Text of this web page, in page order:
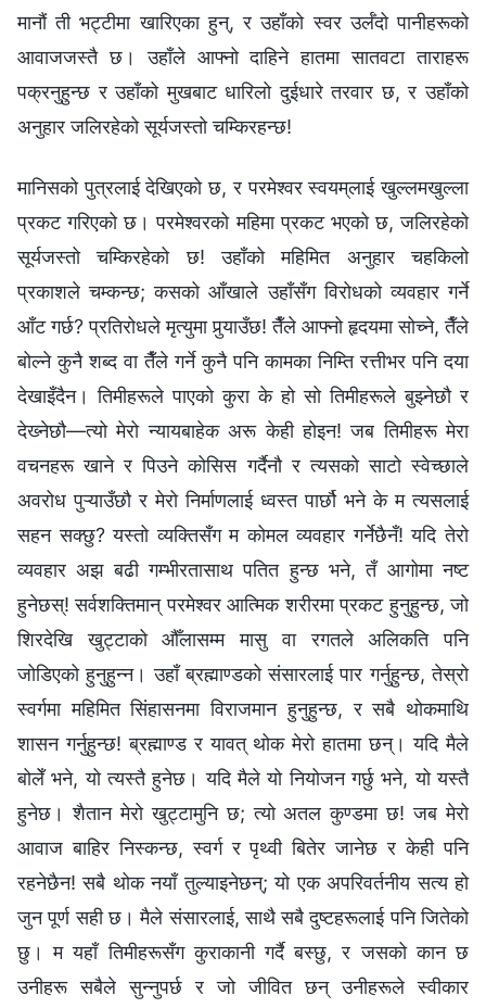
मानौं ती भट्टीमा खारिएका हुन्, र उहाँको स्वर उर्लँदो पानीहरूको
आवाजजस्तै छ। उहाँले आफ्नो दाहिने हातमा सातवटा ताराहरू
पक्रनुहुन्छ र उहाँको मुखबाट धारिलो दुईधारे तरवार छ, र उहाँको
अनुहार जलिरहेको सूर्यजस्तो चम्किरहन्छ!
मानिसको पुत्रलाई देखिएको छ, र परमेश्‍वर स्वयम्‌लाई खुल्लमखुल्ला
प्रकट गरिएको छ। परमेश्‍वरको महिमा प्रकट भएको छ, जलिरहेको
सूर्यजस्तो चम्किरहेको छ! उहाँको महिमित अनुहार चहकिलो
प्रकाशले चम्कन्छ; कसको आँखाले उहाँसँग विरोधको व्यवहार गर्ने
आँट गर्छ? प्रतिरोधले मृत्युमा पुर्‍याउँछ! तैँले आफ्नो हृदयमा सोच्‍ने, तैँले
बोल्‍ने कुनै शब्द वा तैँले गर्ने कुनै पनि कामका निम्ति रत्तीभर पनि दया
देखाइँदैन। तिमीहरूले पाएको कुरा के हो सो तिमीहरूले बुझ्‍नेछौ र
देख्‍नेछौ—त्यो मेरो न्यायबाहेक अरू केही होइन! जब तिमीहरू मेरा
वचनहरू खाने र पिउने कोसिस गर्दैनौ र त्यसको साटो स्वेच्छाले
अवरोध पुऱ्याउँछौ र मेरो निर्माणलाई ध्वस्त पार्छौ भने के म त्यसलाई
सहन सक्छु? यस्तो व्यक्तिसँग म कोमल व्यवहार गर्नेछैनँ! यदि तेरो
व्यवहार अझ बढी गम्भीरतासाथ पतित हुन्छ भने, तँ आगोमा नष्ट
हुनेछस्! सर्वशक्तिमान्‌ परमेश्‍वर आत्मिक शरीरमा प्रकट हुनुहुन्छ, जो
शिरदेखि खुट्टाको औँलासम्म मासु वा रगतले अलिकति पनि
जोडिएको हुनुहुन्‍न। उहाँ ब्रह्माण्डको संसारलाई पार गर्नुहुन्छ, तेस्रो
स्वर्गमा महिमित सिंहासनमा विराजमान हुनुहुन्छ, र सबै थोकमाथि
शासन गर्नुहुन्छ! ब्रह्माण्ड र यावत् थोक मेरो हातमा छन्। यदि मैले
बोलेँ भने, यो त्यस्तै हुनेछ। यदि मैले यो नियोजन गर्छु भने, यो यस्तै
हुनेछ। शैतान मेरो खुट्टामुनि छ; त्यो अतल कुण्डमा छ! जब मेरो
आवाज बाहिर निस्कन्छ, स्वर्ग र पृथ्वी बितेर जानेछ र केही पनि
रहनेछैन! सबै थोक नयाँ तुल्याइनेछन्; यो एक अपरिवर्तनीय सत्य हो
जुन पूर्ण सही छ। मैले संसारलाई, साथै सबै दुष्टहरूलाई पनि जितेको
छु। म यहाँ तिमीहरूसँग कुराकानी गर्दै बस्छु, र जसको कान छ
उनीहरू सबैले सुन्नुपर्छ र जो जीवित छन् उनीहरूले स्वीकार